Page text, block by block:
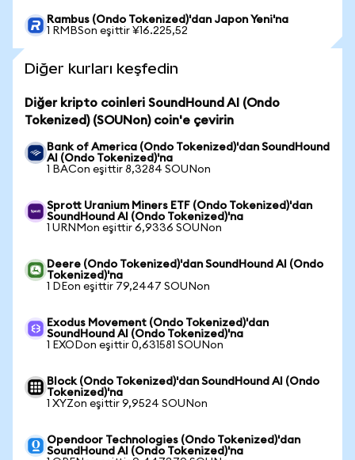
Rambus (Ondo Tokenized)'dan Japon Yeni'na
1 RMBSon eşittir ¥16.225,52
Diğer kurları keşfedin
Diğer kripto coinleri SoundHound AI (Ondo
Tokenized) (SOUNon) coin'e çevirin
Bank of America (Ondo Tokenized)'dan SoundHound
AI (Ondo Tokenized)'na
1 BACon eşittir 8,3284 SOUNon
Sprott Uranium Miners ETF (Ondo Tokenized)'dan
SoundHound AI (Ondo Tokenized)'na
1 URNMon eşittir 6,9336 SOUNon
Deere (Ondo Tokenized)'dan SoundHound AI (Ondo
Tokenized)'na
1 DEon eşittir 79,2447 SOUNon
Exodus Movement (Ondo Tokenized)'dan
SoundHound AI (Ondo Tokenized)'na
1 EXODon eşittir 0,631581 SOUNon
Block (Ondo Tokenized)'dan SoundHound AI (Ondo
Tokenized)'na
1 XYZon eşittir 9,9524 SOUNon
Opendoor Technologies (Ondo Tokenized)'dan
SoundHound AI (Ondo Tokenized)'na